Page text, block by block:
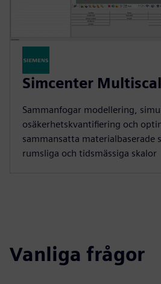
Simcenter
Sammanfogar modellering,
osäkerhetskvantifiering och
sammansatta materialbaserade
rumsliga och tidsmässiga skalor
Vanliga frågor